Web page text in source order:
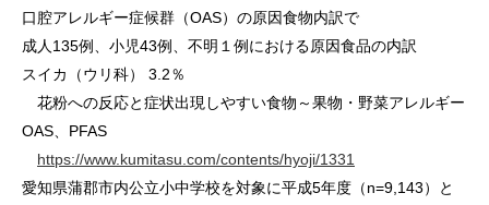
口腔アレルギー症候群（OAS）の原因食物内訳で
成人135例、小児43例、不明１例における原因食品の内訳
スイカ（ウリ科） 3.2％
花粉への反応と症状出現しやすい食物～果物・野菜アレルギー
OAS、PFAS
https://www.kumitasu.com/contents/hyoji/1331
愛知県蒲郡市内公立小中学校を対象に平成5年度（n=9,143）と